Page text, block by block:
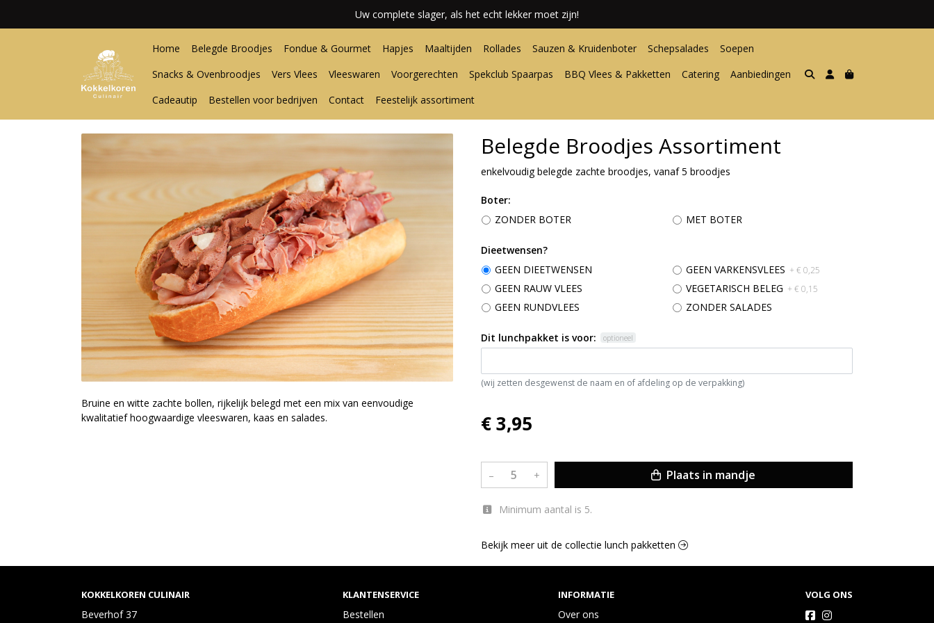
Uw complete slager, als het echt lekker moet zijn!
Home Belegde Broodjes Fondue & Gourmet Hapjes Maaltijden Rollades Sauzen & Kruidenboter Schepsalades
Soepen
Snacks & Ovenbroodjes
Vers Vlees Vleeswaren Voorgerechten Spekclub Spaarpas BBQ Vlees & Pakketten Catering
Aanbiedingen
Cadeautip
Bestellen voor bedrijven Contact Feestelijk assortiment
Bruine en witte zachte bollen, rijkelijk belegd met een mix van eenvoudige
kwalitatief hoogwaardige vleeswaren, kaas en salades.
Belegde Broodjes Assortiment
enkelvoudig belegde zachte broodjes, vanaf 5 broodjes
Boter:
ZONDER BOTER
MET BOTER
Dieetwensen?
GEEN DIEETWENSEN
GEEN RAUW VLEES
GEEN RUNDVLEES
GEEN VARKENSVLEES + € 0,25
VEGETARISCH BELEG + € 0,15
ZONDER SALADES
Dit lunchpakket is voor: optioneel
(wij zetten desgewenst de naam en of afdeling op de verpakking)
€ 3,95
– + Plaats in mandje
Minimum aantal is 5.
Bekijk meer uit de collectie lunch pakketten
KOKKELKOREN CULINAIR
Beverhof 37
KLANTENSERVICE
Bestellen
INFORMATIE
Over ons
VOLG ONS